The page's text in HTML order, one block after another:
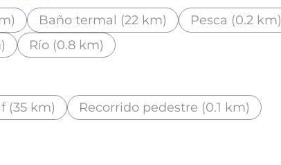
Baño termal (22 km)
Pesca (0.2 km)
Río (0.8 km)
(35 km) Recorrido pedestre (0.1 km)